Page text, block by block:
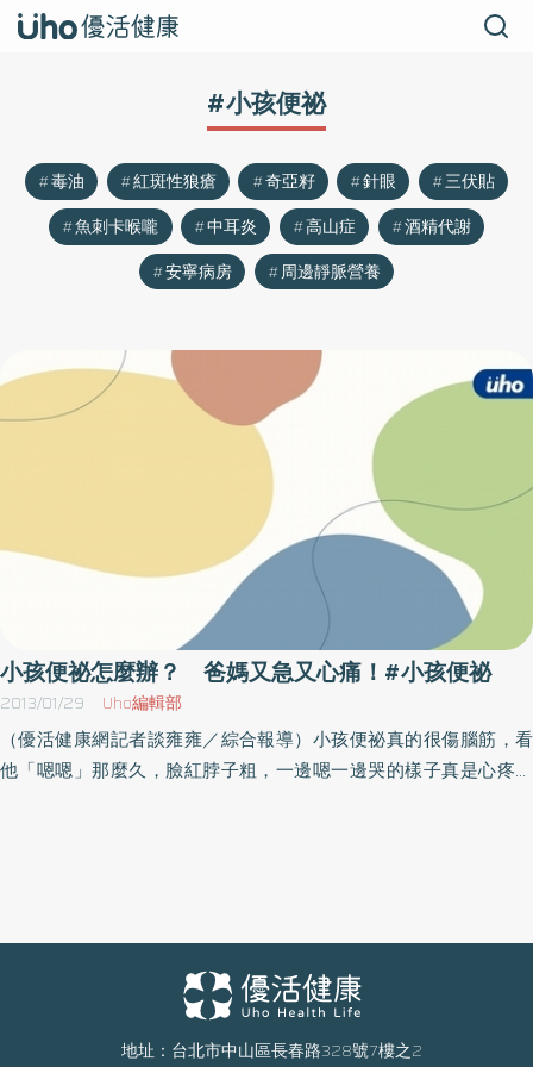
#小孩便祕
毒油 紅斑性狼瘡 奇亞籽 針眼
三伏貼
魚刺卡喉嚨
中耳炎 高山症
酒精代謝
安寧病房
周邊靜脈營養
小孩便祕怎麼辦？ 爸媽又急又心痛！#小孩便祕
2013/01/29 Uho編輯部
（優活健康網記者談雍雍／綜合報導）小孩便祕真的很傷腦筋，看
他「嗯嗯」那麼久，臉紅脖子粗，一邊嗯一邊哭的樣子真是心疼。
上學後。引起小孩子便祕的原因？不外乎是功能性的纖維不足、水
份不足，心因性的痛到怕了，產生心理壓力，生理性的疾病或藥物
造成。根據統計3~6歲學齡前的小孩便祕比例最高，而且因為急性腹
地址：台北市中山區長春路328號7樓之2